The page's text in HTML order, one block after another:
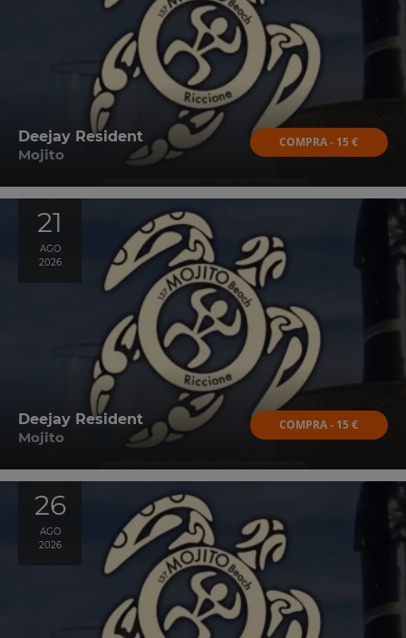
Deejay Resident
Mojito
COMPRA - 15 €
21
AGO
2026
Deejay Resident
Mojito
COMPRA - 15 €
26
AGO
2026